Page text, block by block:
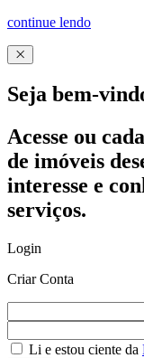
continue lendo
Seja bem-
Acesse ou
de imóveis
interesse e
serviços.
Login
Criar Conta
Li e estou ciente da